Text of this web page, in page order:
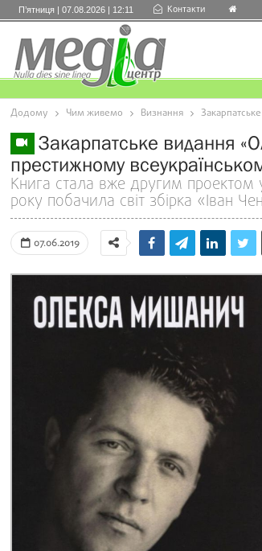
П’ятниця | 07.08.2026 | 12:11 Контакти
Додому Чим живемо Визнання
Закарпатське видання
престижному
Книга стала вже другим проектом
року побачила світ збірка «Іван
07.06.2019